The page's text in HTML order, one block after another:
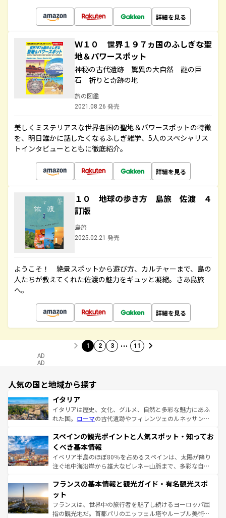
詳細を見る
Ｗ１０ 世界１９７ヵ国のふしぎな聖
地＆パワースポット
神秘の古代遺跡 驚異の大自然 謎の巨
石 祈りと奇跡の地
旅の図鑑
2021.08.26 発売
美しくミステリアスな世界各国の聖地＆パワースポットの特徴
を、明日誰かに話したくなるふしぎ雑学、5人のスペシャリス
トインタビューとともに徹底紹介。
詳細を見る
１０ 地球の歩き方 島旅 佐渡 ４
訂版
島旅
2025.02.21 発売
ようこそ！ 絶景スポットから遊び方、カルチャーまで、島の
人たちが教えてくれた佐渡の魅力をギュッと凝縮。さあ島旅
へ。
詳細を見る
1 2 3 … 11
AD
AD
人気の国と地域から探す
イタリア
イタリアは歴史、文化、グルメ、自然と多彩な魅力にあふ
れた国。 ローマの古代遺跡やフィレンツェのルネッサンス
ろん、トスカーナの美しい田園風景やアマルフィ海岸の絶
景など、自然景観も見逃せない。観光の合間には、本場の
ピザやパスタなど、絶品のイタリア料理を堪能することも
できる。朝目覚めてから夜眠るまで、すべての瞬間を楽し
なお、新着のイタリア情報はコンテンツ一覧を参照してほ
しい。
スペインの観光ポイントと人気スポット・知ってお
くべき基本情報
イベリア半島のほぼ80％を占めるスペインは、太陽が降り
注ぐ地中海沿岸から雄大なピレネー山脈まで、多彩な自然
文化が根付くこの国では、情熱的なフラメンコ、熱気あふ
れる闘牛、そして美味しいタパスが生活の一部となってい
る。首都マドリードの洗練された雰囲気や、バルセロナの
アートに溢れた街角から、地方では古代ローマ遺跡や中世
フランスの基本情報と観光ガイド・有名観光スポ
ット
フランスは、世界中の旅行者を魅了し続けるヨーロッパ屈
指の観光地だ。首都パリのエッフェル塔やルーブル美術館